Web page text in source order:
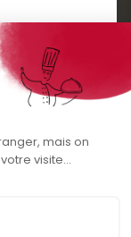
!
et entre